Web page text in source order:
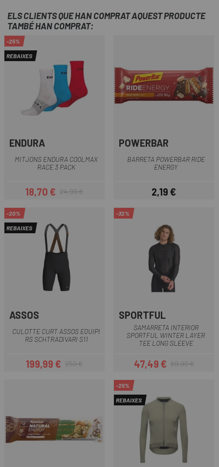
ELS CLIENTS QUE HAN COMPRAT AQUEST PRODUCTE
TAMBÉ HAN COMPRAT:
-25%
REBAIXES
ENDURA
MITJONS ENDURA COOLMAX
RACE 3 PACK
Preu
18,70 €Preu regular
24,99 €
POWERBAR
BARRETA POWERBAR RIDE
ENERGY
Preu
2,19 €
-20%
REBAIXES
ASSOS
CULOTTE CURT ASSOS EQUIPI
RS SCHTRADIVARI S11
Preu
199,99 €Preu regular
250 €
-32%
SPORTFUL
SAMARRETA INTERIOR
SPORTFUL WINTER LAYER
TEE LONG SLEEVE
Preu
47,49 €Preu regular
69,90 €
-25%
REBAIXES